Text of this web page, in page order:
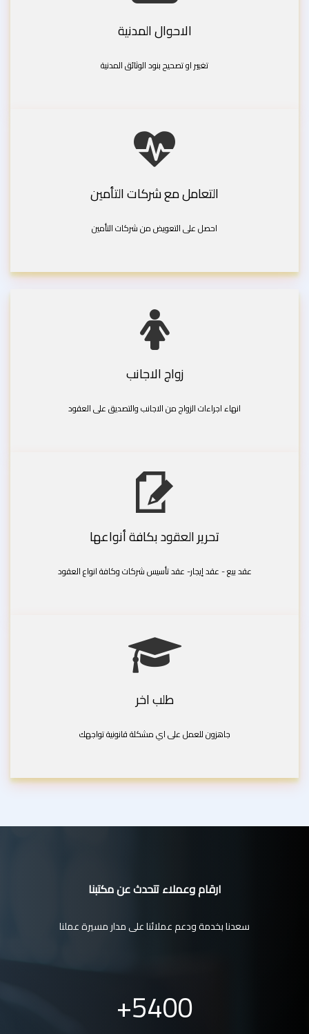
الاحوال المدنية
تغيير او تصحيح بنود الوثائق المدنية
التعامل مع شركات التأمين
احصل على التعويض من شركات التأمين
زواج الاجانب
انهاء اجراءات الزواج من الاجانب والتصديق على العقود
تحرير العقود بكافة أنواعها
عقد بيع - عقد إيجار- عقد تأسيس شركات وكافة انواع العقود
طلب اخر
جاهزون للعمل على اي مشكلة قانونية تواجهك
ارقام وعملاء تتحدث عن مكتبنا
سعدنا بخدمة ودعم عملائنا على مدار مسيرة عملنا
5400